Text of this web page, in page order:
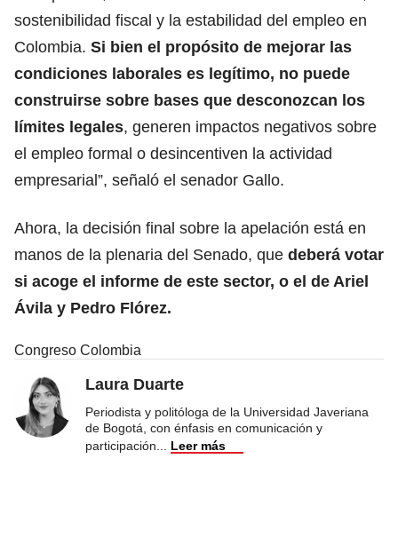
sostenibilidad fiscal y la estabilidad del empleo en
Colombia. Si bien el propósito de mejorar las
condiciones laborales es legítimo, no puede
construirse sobre bases que desconozcan los
límites legales, generen impactos negativos sobre
el empleo formal o desincentiven la actividad
empresarial”, señaló el senador Gallo.
Ahora, la decisión final sobre la apelación está en
manos de la plenaria del Senado, que deberá votar
si acoge el informe de este sector, o el de Ariel
Ávila y Pedro Flórez.
Congreso Colombia
Laura Duarte
Periodista y politóloga de la Universidad Javeriana
de Bogotá, con énfasis en comunicación y
participación
Leer más